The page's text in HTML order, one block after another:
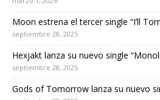
Moon estrena el tercer single “I’ll
septiembre 28, 2025
Hexjakt lanza su nuevo single
septiembre 28, 2025
Gods of Tomorrow lanza su nuevo